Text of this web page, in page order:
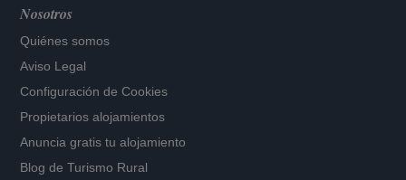
Nosotros
Quiénes somos
Aviso Legal
Configuración de Cookies
Propietarios alojamientos
Anuncia gratis tu alojamiento
Blog de Turismo Rural